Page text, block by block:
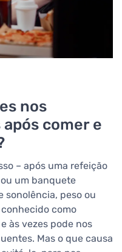
nos
comer e
– após uma refeição
um banquete
sonolência, peso ou
como
às vezes pode nos
Mas o que causa